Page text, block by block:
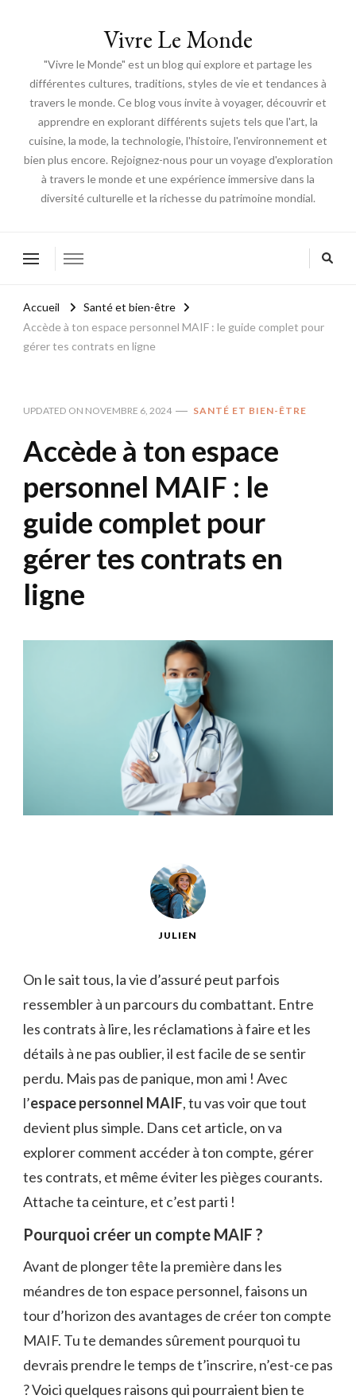
Vivre Le Monde
"Vivre le Monde" est un blog qui explore et partage les
différentes cultures, traditions, styles de vie et tendances à
travers le monde. Ce blog vous invite à voyager, découvrir et
apprendre en explorant différents sujets tels que l'art, la
cuisine, la mode, la technologie, l'histoire, l'environnement et
bien plus encore. Rejoignez-nous pour un voyage d'exploration
à travers le monde et une expérience immersive dans la
diversité culturelle et la richesse du patrimoine mondial.
Accueil
Santé et bien-être
Accède à ton espace personnel MAIF : le guide complet pour
gérer tes contrats en ligne
UPDATED ON NOVEMBRE 6, 2024 SANTÉ ET BIEN-ÊTRE
Accède à ton espace
personnel MAIF : le
guide complet pour
gérer tes contrats en
ligne
JULIEN
On le sait tous, la vie d’assuré peut parfois
ressembler à un parcours du combattant. Entre
les contrats à lire, les réclamations à faire et les
détails à ne pas oublier, il est facile de se sentir
perdu. Mais pas de panique, mon ami ! Avec
l’espace personnel MAIF, tu vas voir que tout
devient plus simple. Dans cet article, on va
explorer comment accéder à ton compte, gérer
tes contrats, et même éviter les pièges courants.
Attache ta ceinture, et c’est parti !
Pourquoi créer un compte MAIF ?
Avant de plonger tête la première dans les
méandres de ton espace personnel, faisons un
tour d’horizon des avantages de créer ton compte
MAIF. Tu te demandes sûrement pourquoi tu
devrais prendre le temps de t’inscrire, n’est-ce pas
? Voici quelques raisons qui pourraient bien te